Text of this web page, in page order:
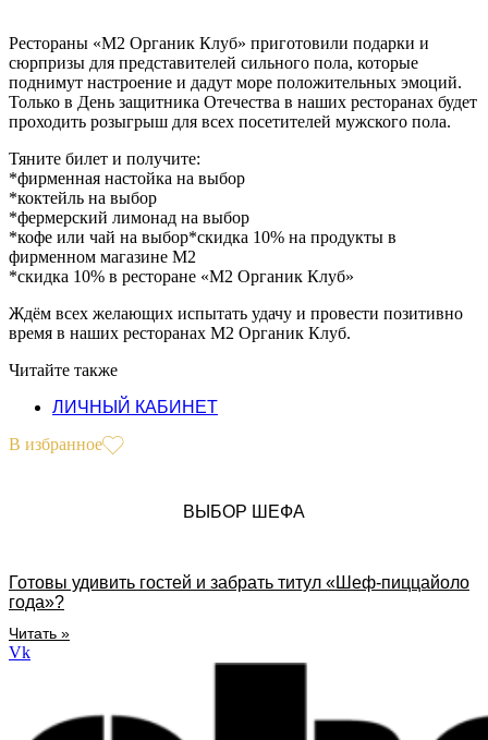
Рестораны «М2 Органик Клуб» приготовили подарки и
сюрпризы для представителей сильного пола, которые
поднимут настроение и дадут море положительных эмоций.
Только в День защитника Отечества в наших ресторанах будет
проходить розыгрыш для всех посетителей мужского пола.
Тяните билет и получите:
*фирменная настойка на выбор
*коктейль на выбор
*фермерский лимонад на выбор
*кофе или чай на выбор*скидка 10% на продукты в
фирменном магазине М2
*скидка 10% в ресторане «М2 Органик Клуб»
Ждём всех желающих испытать удачу и провести позитивно
время в наших ресторанах М2 Органик Клуб.
Читайте также
ЛИЧНЫЙ КАБИНЕТ
В избранное
ВЫБОР ШЕФА
Готовы удивить гостей и забрать титул «Шеф-пиццайоло
года»?
Читать »
Vk